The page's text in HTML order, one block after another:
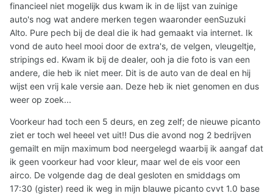
financieel niet mogelijk dus kwam ik in de lijst van zuinige
auto's nog wat andere merken tegen waaronder eenSuzuki
Alto. Pure pech bij de deal die ik had gemaakt via internet. Ik
vond de auto heel mooi door de extra's, de velgen, vleugeltje,
stripings ed. Kwam ik bij de dealer, ooh ja die foto is van een
andere, die heb ik niet meer. Dit is de auto van de deal en hij
wijst een vrij kale versie aan. Deze heb ik niet genomen en dus
weer op zoek...
Voorkeur had toch een 5 deurs, en zeg zelf; de nieuwe picanto
ziet er toch wel heeel vet uit!! Dus die avond nog 2 bedrijven
gemailt en mijn maximum bod neergelegd waarbij ik aangaf dat
ik geen voorkeur had voor kleur, maar wel de eis voor een
airco. De volgende dag de deal gesloten en smiddags om
17:30 (gister) reed ik weg in mijn blauwe picanto cvvt 1.0 base